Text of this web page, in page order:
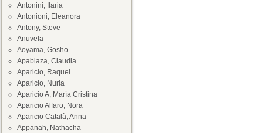
Antonini, Ilaria
Antonioni, Eleanora
Antony, Steve
Anuvela
Aoyama, Gosho
Apablaza, Claudia
Aparicio, Raquel
Aparicio, Nuria
Aparicio A, María Cristina
Aparicio Alfaro, Nora
Aparicio Català, Anna
Appanah, Nathacha